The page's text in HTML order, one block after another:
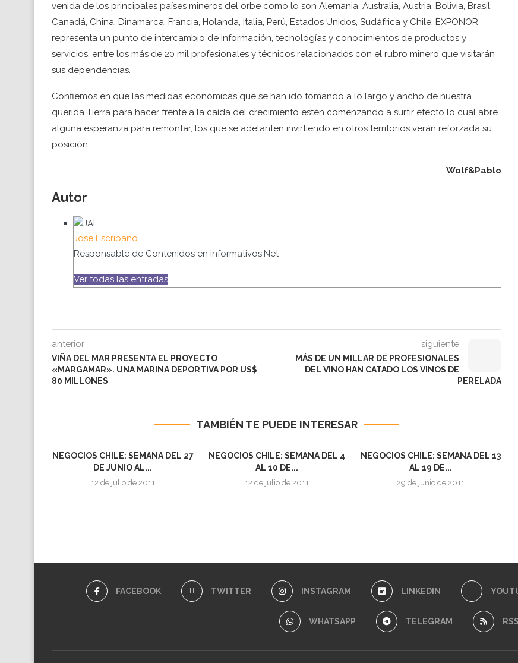
venida de los principales países mineros del orbe como lo son Alemania, Australia, Austria, Bolivia, Brasil,
Canadá, China, Dinamarca, Francia, Holanda, Italia, Perú, Estados Unidos, Sudáfrica y Chile. EXPONOR
representa un punto de intercambio de información, tecnologías y conocimientos de productos y
servicios, entre los más de 20 mil profesionales y técnicos relacionados con el rubro minero que visitarán
sus dependencias.
Confiemos en que las medidas económicas que se han ido tomando a lo largo y ancho de nuestra
querida Tierra para hacer frente a la caída del crecimiento estén comenzando a surtir efecto lo cual abre
alguna esperanza para remontar, los que se adelanten invirtiendo en otros territorios verán reforzada su
posición.
Wolf&Pablo
Autor
Jose Escribano
Responsable de Contenidos en Informativos.Net
Ver todas las entradas
anterior
VIÑA DEL MAR PRESENTA EL PROYECTO
«MARGAMAR». UNA MARINA DEPORTIVA POR US$
80 MILLONES
siguiente
MÁS DE UN MILLAR DE PROFESIONALES
DEL VINO HAN CATADO LOS VINOS DE
PERELADA
TAMBIÉN TE PUEDE INTERESAR
NEGOCIOS CHILE: SEMANA DEL 27
DE JUNIO AL...
12 de julio de 2011
NEGOCIOS CHILE: SEMANA DEL 4
AL 10 DE...
12 de julio de 2011
NEGOCIOS CHILE: SEMANA DEL 13
AL 19 DE...
29 de junio de 2011
FACEBOOK TWITTER INSTAGRAM LINKEDIN
WHATSAPP TELEGRAM RSS